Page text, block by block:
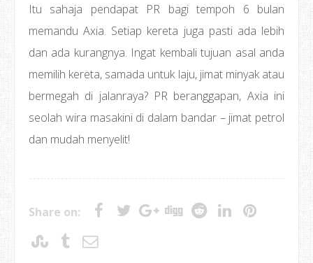
Itu sahaja pendapat PR bagi tempoh 6 bulan
memandu Axia. Setiap kereta juga pasti ada lebih
dan ada kurangnya. Ingat kembali tujuan asal anda
memilih kereta, samada untuk laju, jimat minyak atau
bermegah di jalanraya? PR beranggapan, Axia ini
seolah wira masakini di dalam bandar – jimat petrol
dan mudah menyelit!
Share on: